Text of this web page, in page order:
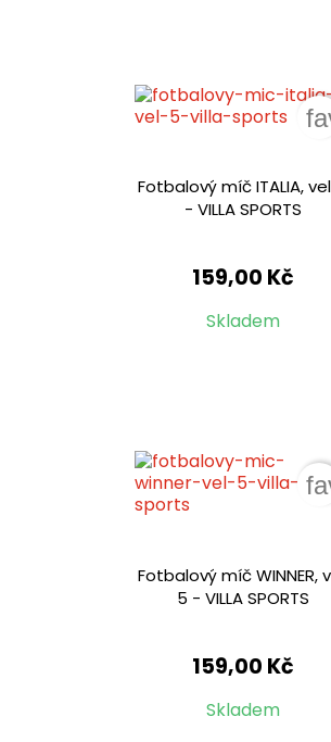
Fotbalový míč ITALIA,
- VILLA SPORTS
159,00 Kč
Skladem
Fotbalový míč WINNER,
5 - VILLA SPORTS
159,00 Kč
Skladem